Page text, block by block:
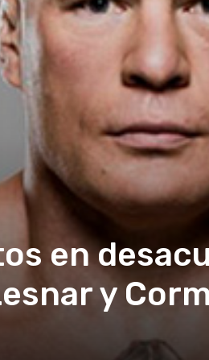
en
y